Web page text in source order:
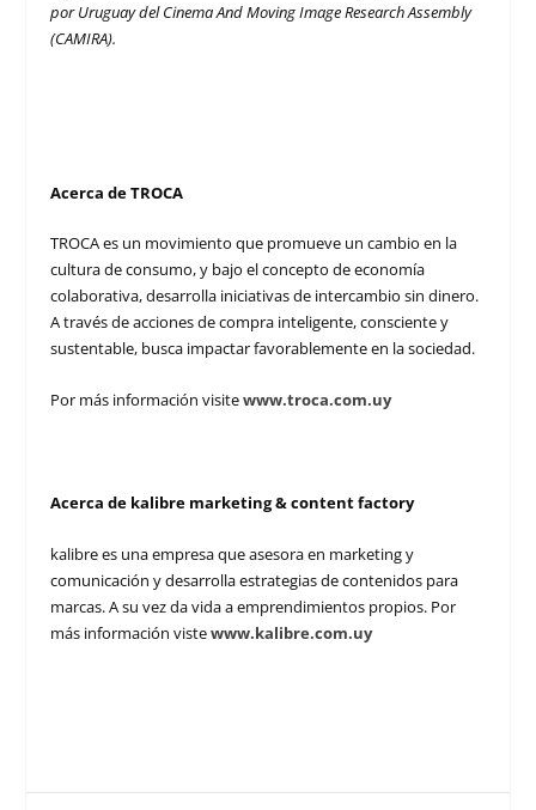
por Uruguay del Cinema And Moving Image Research Assembly
(CAMIRA).
Acerca de TROCA
TROCA es un movimiento que promueve un cambio en la
cultura de consumo, y bajo el concepto de economía
colaborativa, desarrolla iniciativas de intercambio sin dinero.
A través de acciones de compra inteligente, consciente y
sustentable, busca impactar favorablemente en la sociedad.
Por más información visitewww.troca.com.uy
Acerca de kalibre marketing & content factory
kalibre es una empresa que asesora en marketing y
comunicación y desarrolla estrategias de contenidos para
marcas. A su vez da vida a emprendimientos propios. Por
más información vistewww.kalibre.com.uy